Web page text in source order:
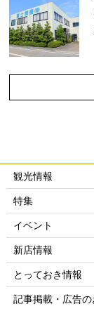
観光情報
特集
イベント
新店情報
とっておき情報
記事掲載・広告